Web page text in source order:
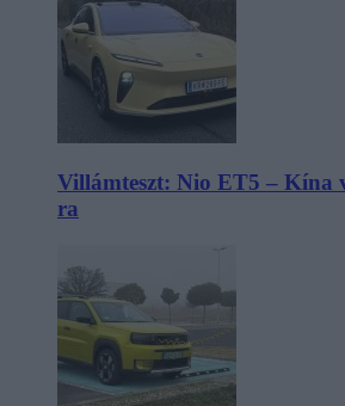
Villámteszt: Nio ET5 – Kína
ra